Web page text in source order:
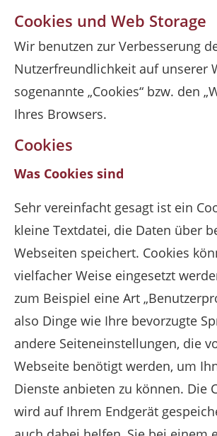
Cookies und Web Storage
Wir benutzen zur Verbesserung
Nutzerfreundlichkeit auf unserer
sogenannte „Cookies“ bzw. den
Ihres Browsers.
Cookies
Was Cookies sind
Sehr vereinfacht gesagt ist ein
kleine Textdatei, die Daten über
Webseiten speichert. Cookies
vielfacher Weise eingesetzt
zum Beispiel eine Art
also Dinge wie Ihre bevorzugte
andere Seiteneinstellungen, die
Webseite benötigt werden, um
Dienste anbieten zu können. Die
wird auf Ihrem Endgerät